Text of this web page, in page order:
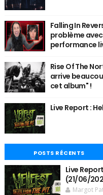
Falling In
problème
performance
Rise Of The
arrive
cet album" !
Live Report :
POSTS RÉCENTS
Live
(21/06/
Margot